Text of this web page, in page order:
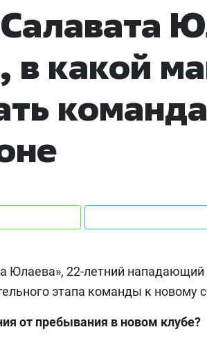
в какой
Юлаева», 22-летний нападающий
этапа команды к новому
от пребывания в новом клубе?